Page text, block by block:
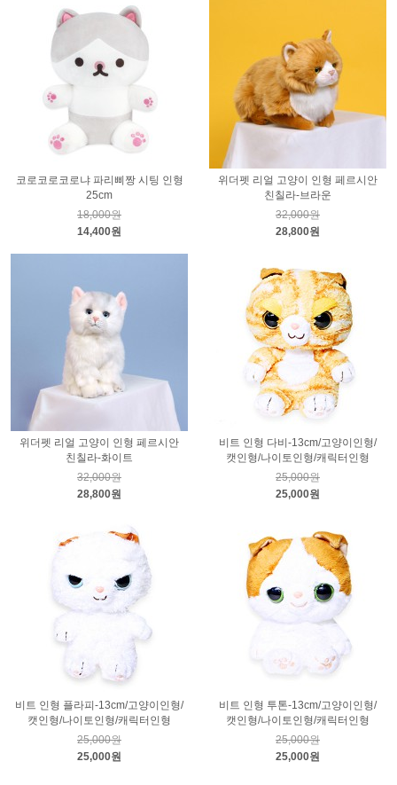
코로코로코로냐 파리삐짱 시팅 인형
25cm
18,000원
14,400원
위더펫 리얼 고양이 인형 페르시안
친칠라-브라운
32,000원
28,800원
위더펫 리얼 고양이 인형 페르시안
친칠라-화이트
32,000원
28,800원
비트 인형 다비-13cm/고양이인형/
캣인형/나이토인형/캐릭터인형
25,000원
25,000원
비트 인형 플라피-13cm/고양이인형/
캣인형/나이토인형/캐릭터인형
25,000원
25,000원
비트 인형 투톤-13cm/고양이인형/
캣인형/나이토인형/캐릭터인형
25,000원
25,000원